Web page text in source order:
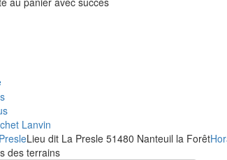
Lanvin
Lieu dit La Presle 51480 Nanteuil la Forêt
des terrains